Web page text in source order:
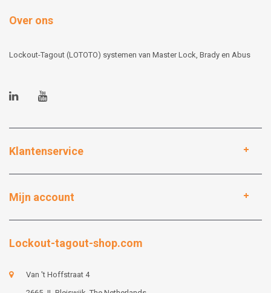
Over ons
Lockout-Tagout (LOTOTO) systemen van Master Lock, Brady en Abus
Klantenservice
Mijn account
Lockout-tagout-shop.com
Van 't Hoffstraat 4